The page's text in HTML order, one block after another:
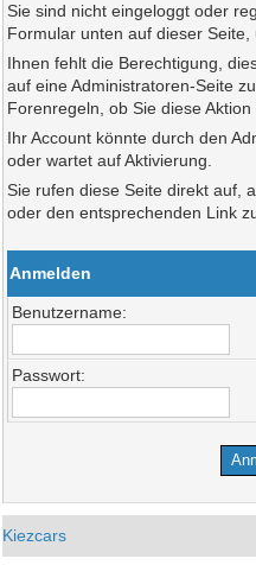
Sie sind nicht eingeloggt oder
Formular unten auf dieser Seite,
Ihnen fehlt die Berechtigung,
auf eine Administratoren-Seite
Forenregeln, ob Sie diese Aktion
Ihr Account könnte durch den
oder wartet auf Aktivierung.
Sie rufen diese Seite direkt auf,
oder den entsprechenden Link
Anmelden
Benutzername:
Passwort:
Kiezcars